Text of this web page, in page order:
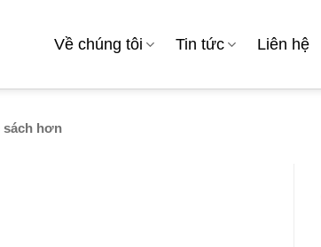
Về chúng tôi Tin tức Liên hệ
sách hơn